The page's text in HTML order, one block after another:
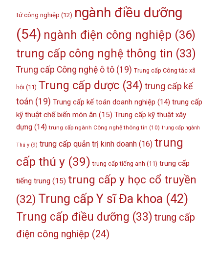
tử công nghiệp (12) ngành điều dưỡng
(54) ngành điện công nghiệp (36)
trung cấp công nghệ thông tin (33)
Trung cấp Công nghệ ô tô(19) Trung cấp Công tác xã
hội (11) Trung cấp dược(34) trung cấp kế
toán (19) Trung cấp kế toán doanh nghiệp (14) trung cấp
kỹ thuật chế biến món ăn (15) Trung cấp kỹ thuật xây
dựng (14) trung cấp ngành Công nghệ thông tin (10) trung cấp ngành
Thú y(9) trung cấp quản trị kinh doanh(16) trung
cấp thú y(39) trung cấp tiếng anh (11) trung cấp
tiếng trung (15) trung cấp y học cổ truyền
(32) Trung cấp Y sĩ Đa khoa (42)
Trung cấp điều dưỡng (33) trung cấp
điện công nghiệp (24)